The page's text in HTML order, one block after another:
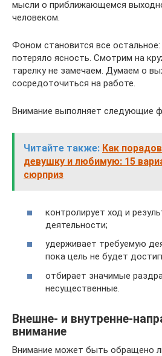
мысли о приближающемся
человеком.
Фоном становится все
потеряло ясность. Смотрим на
тарелку не замечаем. Думаем о
сосредоточиться на работе.
Внимание выполняет следующие
Читайте также: Как
девушку и любимую: 15
сюрприз
контролирует ход и
деятельности;
удерживает требуемую
пока цель не будет
отбирает значимые
несущественные.
Внешне- и внутренне-
внимание
Внимание может быть обращено